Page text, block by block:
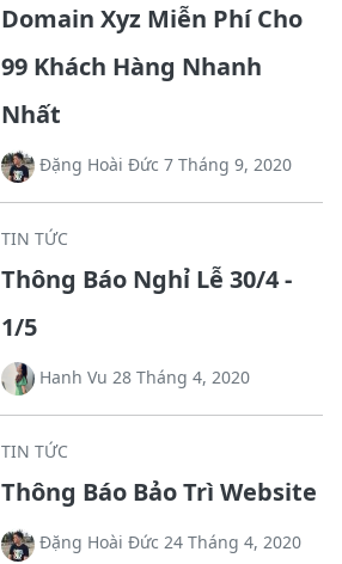
Domain Xyz Miễn Phí Cho
99 Khách Hàng Nhanh
Nhất
Đặng Hoài Đức 7 Tháng 9, 2020
TIN TỨC
Thông Báo Nghỉ Lễ 30/4 -
1/5
Hanh Vu 28 Tháng 4, 2020
TIN TỨC
Thông Báo Bảo Trì Website
Đặng Hoài Đức 24 Tháng 4, 2020